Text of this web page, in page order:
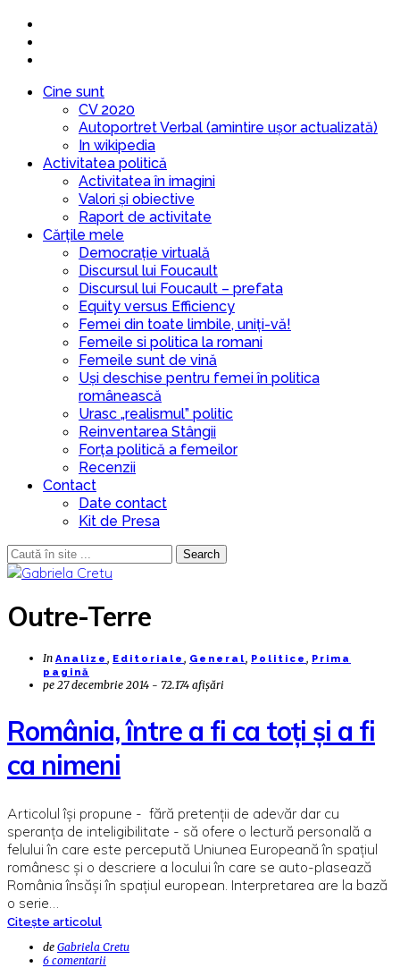
Cine sunt
CV 2020
Autoportret Verbal (amintire ușor actualizată)
In wikipedia
Activitatea politică
Activitatea în imagini
Valori și obiective
Raport de activitate
Cărțile mele
Democrație virtuală
Discursul lui Foucault
Discursul lui Foucault – prefata
Equity versus Efficiency
Femei din toate limbile, uniți-vă!
Femeile si politica la romani
Femeile sunt de vină
Uși deschise pentru femei în politica
românească
Urasc „realismul” politic
Reinventarea Stângii
Forța politică a femeilor
Recenzii
Contact
Date contact
Kit de Presa
Search
Outre-Terre
In Analize , Editoriale , General, Politice , Prima
pagină
pe 27 decembrie 2014 - 72.174 afișări
România, între a fi ca toți și a fi
ca nimeni
Articolul își propune - fără pretenții de adevăr dar cu
speranța de inteligibilitate - să ofere o lectură personală a
felului în care este percepută Uniunea Europeană în spațiul
românesc și o descriere a locului în care se auto-plasează
România însăși în spațiul european. Interpretarea are la bază
o serie…
Citește articolul
de Gabriela Cretu
6 comentarii